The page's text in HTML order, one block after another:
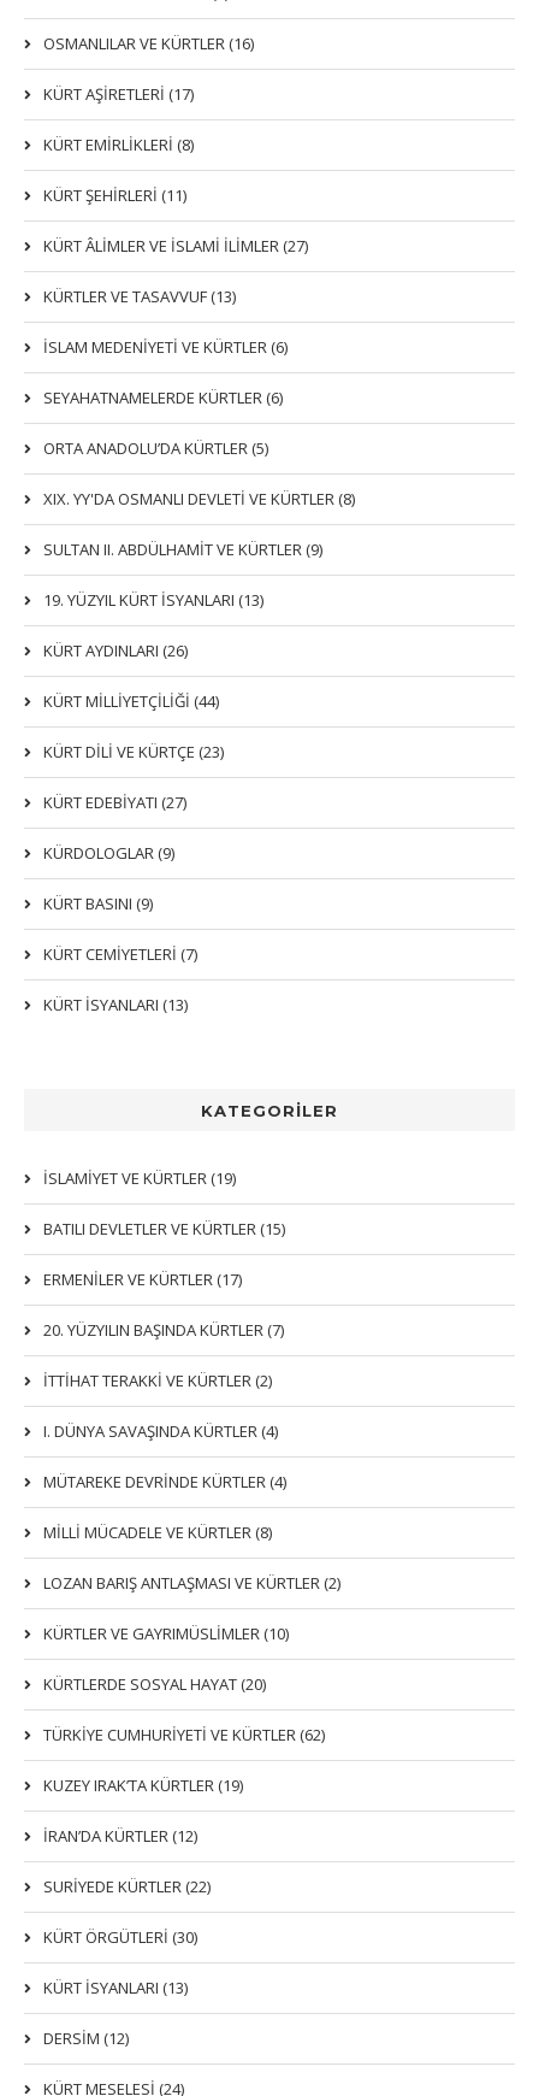
KATEGORİLER
İSLAMIYET VE KÜRTLER (19)
BATILI DEVLETLER VE KÜRTLER (15)
ERMENİLER VE KÜRTLER (17)
20. YÜZYILIN BAŞINDA KÜRTLER (7)
İTTIHAT TERAKKI VE KÜRTLER (2)
I. DÜNYA SAVAŞINDA KÜRTLER (4)
MÜTAREKE DEVRİNDE KÜRTLER (4)
MİLLİ MÜCADELE VE KÜRTLER (8)
LOZAN BARIŞ ANTLAŞMASI VE KÜRTLER (2)
KÜRTLER VE GAYRIMÜSLIMLER (10)
KÜRTLERDE SOSYAL HAYAT (20)
TÜRKİYE CUMHURİYETİ VE KÜRTLER (62)
KUZEY IRAK’TA KÜRTLER (19)
İRAN’DA KÜRTLER (12)
SURİYEDE KÜRTLER (22)
KÜRT ÖRGÜTLERİ (30)
KÜRT İSYANLARI (13)
DERSIM (12)
KÜRT MESELESİ (24)
OSMANLILAR VE KÜRTLER (16)
KÜRT AŞİRETLERİ (17)
KÜRT EMİRLİKLERİ (8)
KÜRT ŞEHİRLERİ (11)
KÜRT ÂLİMLER VE İSLAMİ İLİMLER (27)
KÜRTLER VE TASAVVUF (13)
İSLAM MEDENİYETİ VE KÜRTLER (6)
SEYAHATNAMELERDE KÜRTLER (6)
ORTA ANADOLU’DA KÜRTLER (5)
XIX. YY'DA OSMANLI DEVLETI VE KÜRTLER (8)
SULTAN II. ABDÜLHAMİT VE KÜRTLER (9)
19. YÜZYIL KÜRT İSYANLARI (13)
KÜRT AYDINLARI (26)
KÜRT MİLLİYETÇİLİĞİ (44)
KÜRT DİLİ VE KÜRTÇE (23)
KÜRT EDEBİYATI (27)
KÜRDOLOGLAR (9)
KÜRT BASINI (9)
KÜRT CEMİYETLERİ (7)
KÜRT İSYANLARI (13)